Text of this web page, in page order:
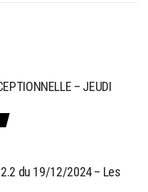
– JEUDI
du 19/12/2024 – Les